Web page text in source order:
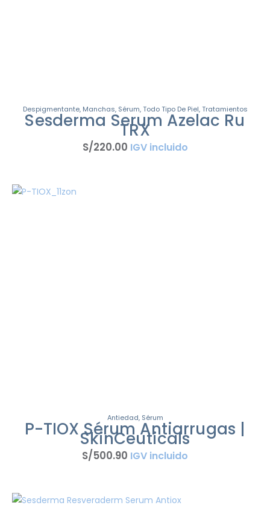
Despigmentante, Manchas, Sérum,Todo Tipo De Piel,Tratamientos
Sesderma Serum Azelac Ru
TRX
S/220.00 IGV incluido
Antiedad, Sérum
P-TIOX Sérum Antiarrugas |
SkinCeuticals
S/500.90 IGV incluido